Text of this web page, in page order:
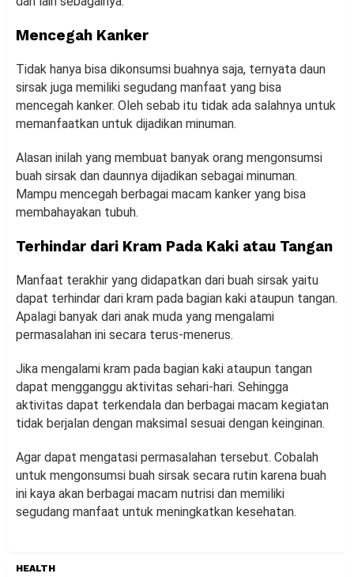
Mencegah Kanker
Tidak hanya bisa dikonsumsi buahnya saja, ternyata daun
sirsak juga memiliki segudang manfaat yang bisa
mencegah kanker. Oleh sebab itu tidak ada salahnya untuk
memanfaatkan untuk dijadikan minuman.
Alasan inilah yang membuat banyak orang mengonsumsi
buah sirsak dan daunnya dijadikan sebagai minuman.
Mampu mencegah berbagai macam kanker yang bisa
membahayakan tubuh.
Terhindar dari Kram Pada Kaki atau Tangan
Manfaat terakhir yang didapatkan dari buah sirsak yaitu
dapat terhindar dari kram pada bagian kaki ataupun tangan.
Apalagi banyak dari anak muda yang mengalami
permasalahan ini secara terus-menerus.
Jika mengalami kram pada bagian kaki ataupun tangan
dapat mengganggu aktivitas sehari-hari. Sehingga
aktivitas dapat terkendala dan berbagai macam kegiatan
tidak berjalan dengan maksimal sesuai dengan keinginan.
Agar dapat mengatasi permasalahan tersebut. Cobalah
untuk mengonsumsi buah sirsak secara rutin karena buah
ini kaya akan berbagai macam nutrisi dan memiliki
segudang manfaat untuk meningkatkan kesehatan.
HEALTH